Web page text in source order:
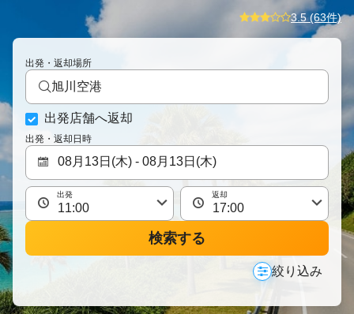
3.5 (63件)
出発・返却場所
旭川空港
出発店舗へ返却
出発・返却日時
出発 返却
検索する
絞り込み